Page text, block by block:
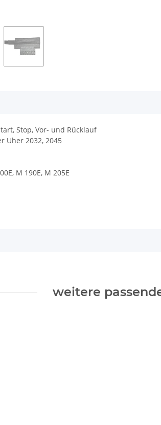
Stop, Vor- und Rücklauf
Uher 2032, 2045
M 190E, M 205E
weitere